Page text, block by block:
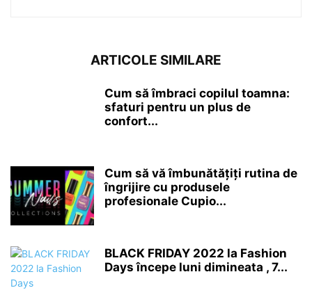
ARTICOLE SIMILARE
Cum să îmbraci copilul toamna:
sfaturi pentru un plus de
confort...
Cum să vă îmbunătățiți rutina de
îngrijire cu produsele
profesionale Cupio...
BLACK FRIDAY 2022 la Fashion
Days începe luni dimineata , 7...